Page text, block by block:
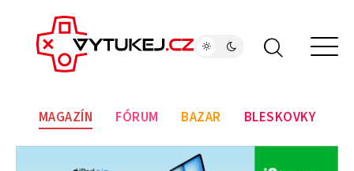
MAGAZÍN FÓRUM BAZAR BLESKOVKY